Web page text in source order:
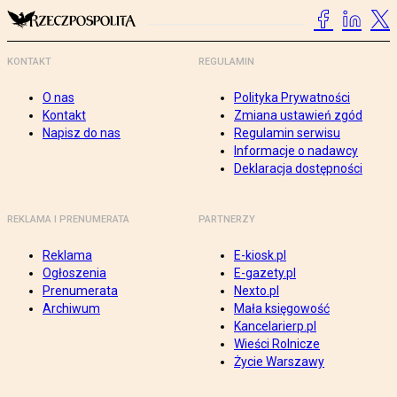
KONTAKT
O nas
Kontakt
Napisz do nas
REGULAMIN
Polityka Prywatności
Zmiana ustawień zgód
Regulamin serwisu
Informacje o nadawcy
Deklaracja dostępności
REKLAMA I PRENUMERATA
Reklama
Ogłoszenia
Prenumerata
Archiwum
PARTNERZY
E-kiosk.pl
E-gazety.pl
Nexto.pl
Mała księgowość
Kancelarierp.pl
Wieści Rolnicze
Życie Warszawy